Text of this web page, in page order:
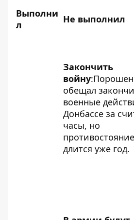
Выполни
л
Не выполнил
Закончить
войну
обещал
военные
Донбассе за
часы, но
противостояние
длится уже год.